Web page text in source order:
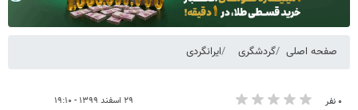
صفحه اصلی گردشگری ایرانگردی
۰ نفر ۲۹ اسفند ۱۳۹۹ - ۱۹:۱۰